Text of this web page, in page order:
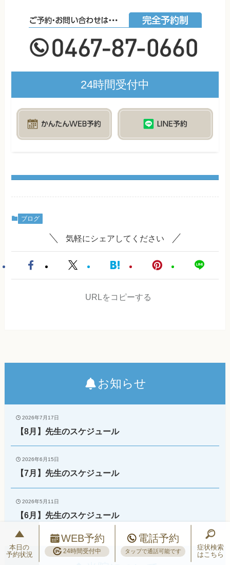
24時間受付中
ブログ
気軽にシェアしてください
URLをコピーする
お知らせ
2026年7月17日
【8月】先生のスケジュール
2026年6月15日
【7月】先生のスケジュール
2026年5月11日
【6月】先生のスケジュール
本日の
予約状況
WEB予約
24時間受付中
電話予約
タップで通話可能です
症状検索
はこちら